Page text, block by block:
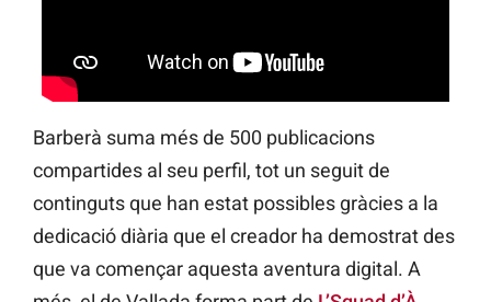
Barberà suma més de 500 publicacions
compartides al seu perfil, tot un seguit de
continguts que han estat possibles gràcies a la
dedicació diària que el creador ha demostrat des
que va començar aquesta aventura digital. A